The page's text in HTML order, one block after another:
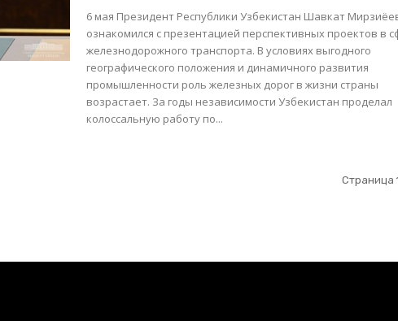
6 мая Президент Республики Узбекистан Шавкат
ознакомился с презентацией перспективных проектов в
железнодорожного транспорта. В условиях выгодного
географического положения и динамичного развития
промышленности роль железных дорог в жизни страны
возрастает. За годы независимости Узбекистан проделал
колоссальную работу по...
Страница